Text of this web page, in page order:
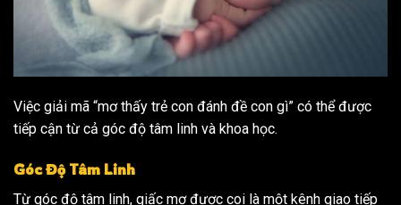
Việc giải mã “mơ thấy trẻ con đánh đề con gì” có thể được
tiếp cận từ cả góc độ tâm linh và khoa học.
Góc Độ Tâm Linh
Từ góc độ tâm linh, giấc mơ được coi là một kênh giao tiếp